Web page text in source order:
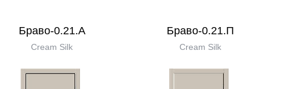
Браво-0.21.А
Cream Silk
Браво-0.21.П
Cream Silk